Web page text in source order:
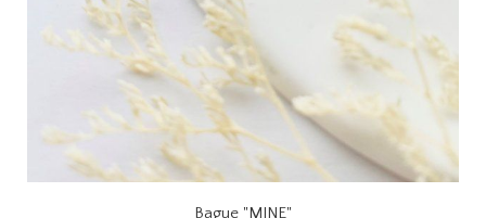
Bague "MINE"